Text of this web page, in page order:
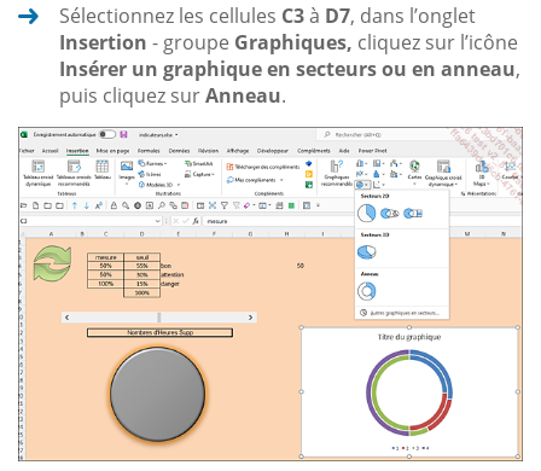
Sélectionnez les cellules C3à D7, dans l’onglet
Insertion - groupe Graphiques, cliquez sur l’icône
Insérer un graphique en secteurs ou en anneau,
puis cliquez surAnneau.